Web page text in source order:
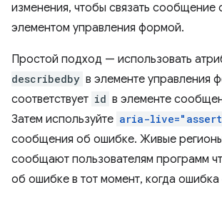
изменения, чтобы связать сообщение
элементом управления формой.
Простой подход — использовать
describedby в элементе управления
соответствует id в элементе
Затем используйте aria-
сообщения об ошибке. Живые
сообщают пользователям программ
об ошибке в тот момент, когда